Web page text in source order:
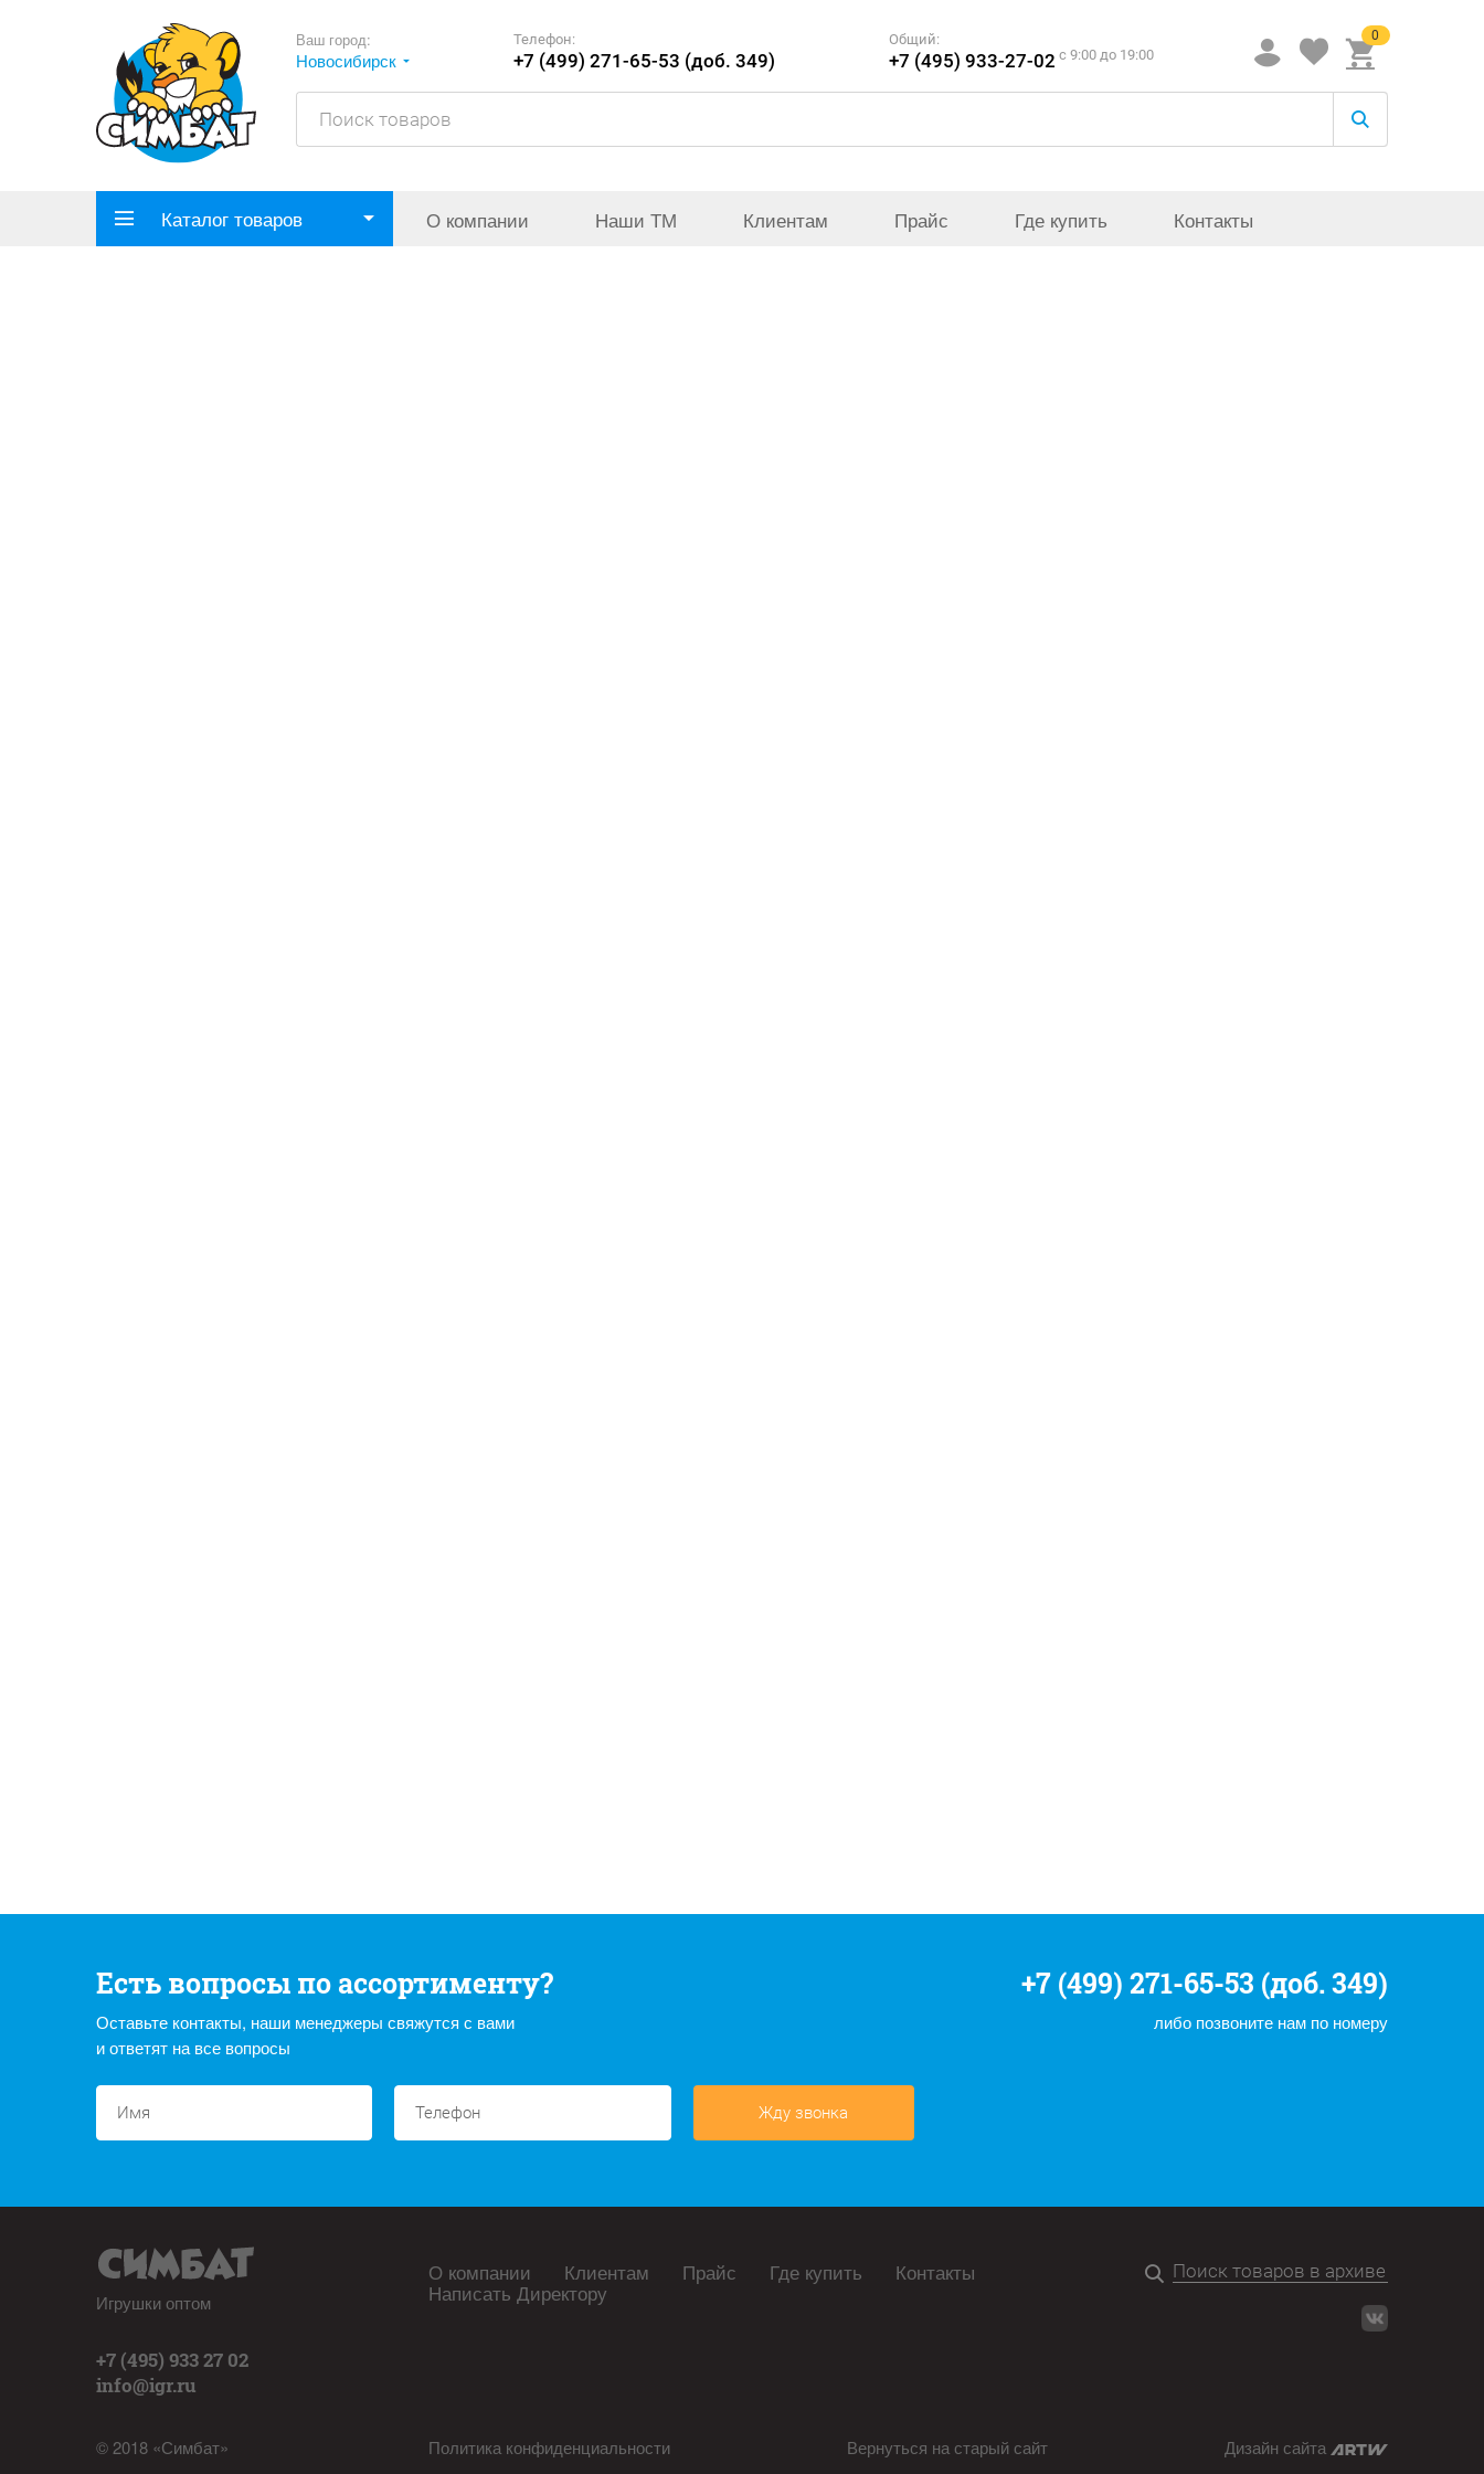
Ваш город:
Новосибирск
Телефон:
+7 (499) 271-65-53 (доб. 349)
Общий:
+7 (495) 933-27-02 c 9:00 до 19:00
0
Каталог товаров О компании Наши ТМ Клиентам Прайс Где купить Контакты
Есть вопросы по ассортименту?
Оставьте контакты, наши менеджеры свяжутся с вами
и ответят на все вопросы
+7 (499) 271-65-53 (доб. 349)
либо позвоните нам по номеру
Жду звонка
Игрушки оптом
+7 (495) 933 27 02
info@igr.ru
© 2018 «Симбат»
О компании Клиентам Прайс Где купить Контакты
Написать Директору
Политика конфиденциальности Вернуться на старый сайт Дизайн сайта